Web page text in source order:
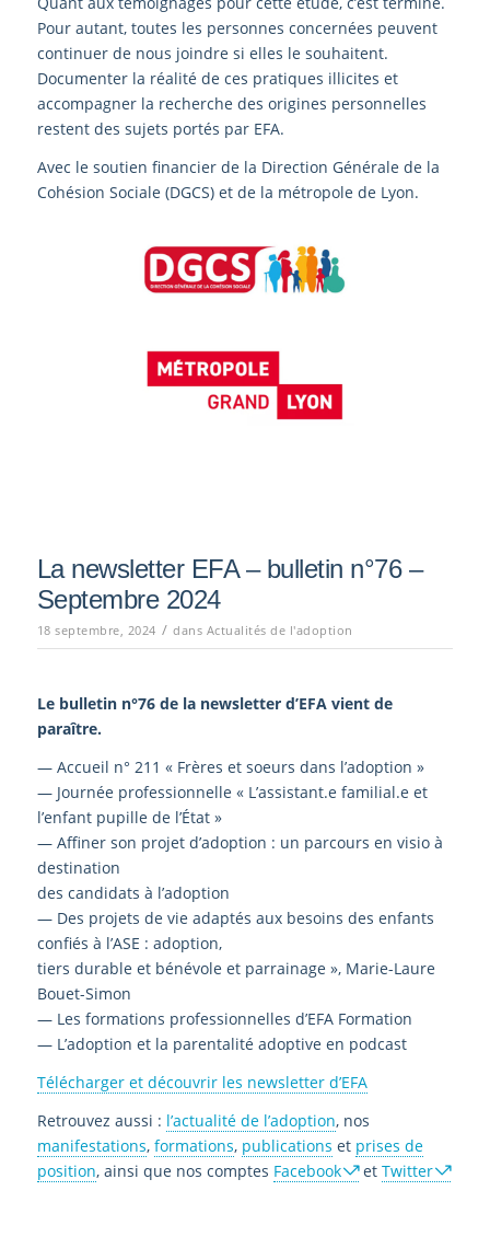
Pour autant, toutes les personnes concernées peuvent
continuer de nous joindre si elles le souhaitent.
Documenter la réalité de ces pratiques illicites et
accompagner la recherche des origines personnelles
restent des sujets portés par EFA.
Avec le soutien financier de la Direction Générale de la
Cohésion Sociale (DGCS) et de la métropole de Lyon.
La newsletter EFA – bulletin n°76 –
Septembre 2024
18 septembre, 2024 / dans Actualités de l'adoption
Le bulletin n°76 de la newsletter d’EFA vient de
paraître.
— Accueil n° 211 « Frères et soeurs dans l’adoption »
— Journée professionnelle « L’assistant.e familial.e et
l’enfant pupille de l’État »
— Affiner son projet d’adoption : un parcours en visio à
destination
des candidats à l’adoption
— Des projets de vie adaptés aux besoins des enfants
confiés à l’ASE : adoption,
tiers durable et bénévole et parrainage », Marie-Laure
Bouet-Simon
— Les formations professionnelles d’EFA Formation
— L’adoption et la parentalité adoptive en podcast
Télécharger et découvrir les newsletter d’EFA
Retrouvez aussi : l’actualité de l’adoption, nos
manifestations, formations, publications et prises de
position, ainsi que nos comptes Facebook et Twitter